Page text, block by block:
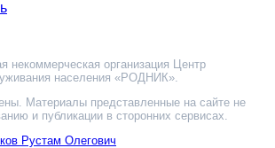
некоммерческая организация Центр
населения «РОДНИК».
Материалы представленные на сайте не
и публикации в сторонних сервисах.
Рустам Олегович